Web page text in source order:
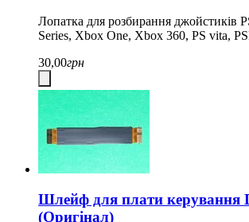
Лопатка для розбирання джойстиків
Series, Xbox One, Xbox 360, PS vita,
30,00грн
Шлейф для плати керування
(Оригінал)